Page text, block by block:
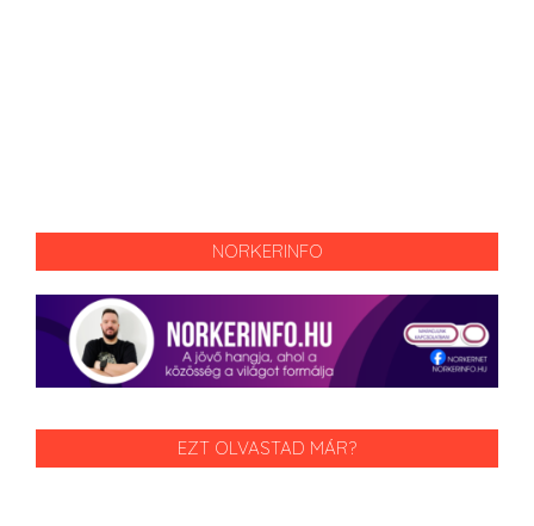
NORKERINFO
EZT OLVASTAD MÁR?